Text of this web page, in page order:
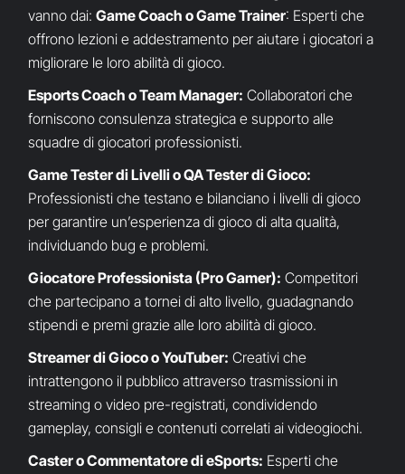
vanno dai:Game Coach o Game Trainer: Esperti che
offrono lezioni e addestramento per aiutare i giocatori a
migliorare le loro abilità di gioco.
Esports Coach o Team Manager: Collaboratori che
forniscono consulenza strategica e supporto alle
squadre di giocatori professionisti.
Game Tester di Livelli o QA Tester di Gioco:
Professionisti che testano e bilanciano i livelli di gioco
per garantire un’esperienza di gioco di alta qualità,
individuando bug e problemi.
Giocatore Professionista (Pro Gamer): Competitori
che partecipano a tornei di alto livello, guadagnando
stipendi e premi grazie alle loro abilità di gioco.
Streamer di Gioco o YouTuber: Creativi che
intrattengono il pubblico attraverso trasmissioni in
streaming o video pre-registrati, condividendo
gameplay, consigli e contenuti correlati ai videogiochi.
Caster o Commentatore di eSports: Esperti che